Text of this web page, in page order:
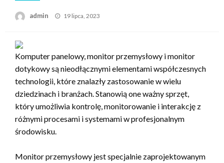
admin
Opublikowane
19 lipca, 2023
Komputer panelowy, monitor przemysłowy i monitor
dotykowy są nieodłącznymi elementami współczesnych
technologii, które znalazły zastosowanie w wielu
dziedzinach i branżach. Stanowią one ważny sprzęt,
który umożliwia kontrolę, monitorowanie i interakcję z
różnymi procesami i systemami w profesjonalnym
środowisku.
Monitor przemysłowy jest specjalnie zaprojektowanym